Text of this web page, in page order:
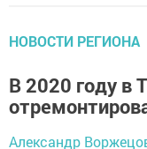
НОВОСТИ РЕГИОНА
В 2020 году в
Александр